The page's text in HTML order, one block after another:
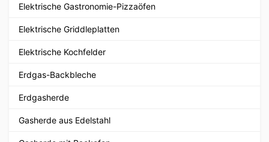
Elektrische Gastronomie-Pizzaöfen
Elektrische Griddleplatten
Elektrische Kochfelder
Erdgas-Backbleche
Erdgasherde
Gasherde aus Edelstahl